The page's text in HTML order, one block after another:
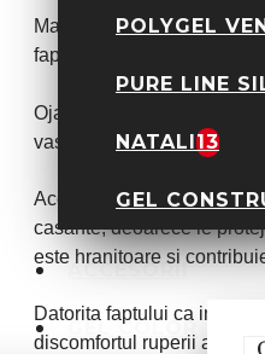
POLYGEL
PURE LINE
NATALI13
GEL
ACCESORII
GEL COLOR
Manichiura
faptului ca poate fi
Oja semipermanenta isi
vase sau faci curatenie.
Acest tip de oja nu
casante, deoarece le
este hranitoare si
Datorita faptului ca
discomfortul ruperii